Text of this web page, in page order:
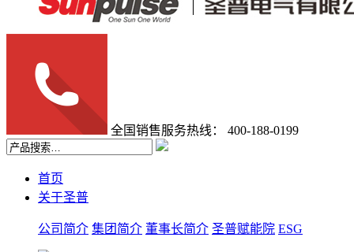
全国销售服务热线： 400-188-0199
首页
关于圣普
公司简介 集团简介 董事长简介 圣普赋能院 ESG